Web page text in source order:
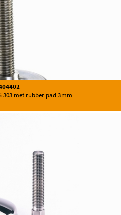
303 met rubber pad 3mm